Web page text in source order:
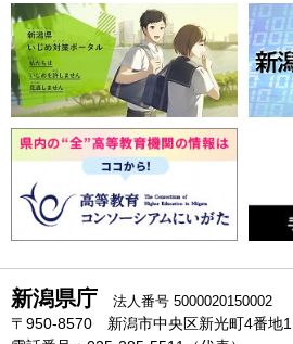
新潟県庁 法人番号 5000020150002
〒950-8570 新潟市中央区新光町4番地1